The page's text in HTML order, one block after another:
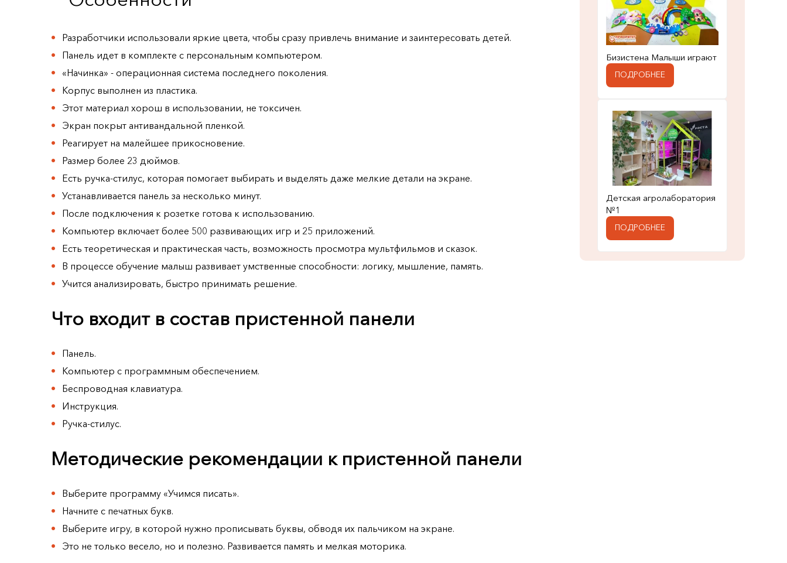
Разработчики использовали яркие цвета, чтобы сразу привлечь внимание и заинтересовать детей.
Панель идет в комплекте с персональным компьютером.
«Начинка» - операционная система последнего поколения.
Корпус выполнен из пластика.
Этот материал хорош в использовании, не токсичен.
Экран покрыт антивандальной пленкой.
Реагирует на малейшее прикосновение.
Размер более 23 дюймов.
Есть ручка-стилус, которая помогает выбирать и выделять даже мелкие детали на экране.
Устанавливается панель за несколько минут.
После подключения к розетке готова к использованию.
Компьютер включает более 500 развивающих игр и 25 приложений.
Есть теоретическая и практическая часть, возможность просмотра мультфильмов и сказок.
В процессе обучение малыш развивает умственные способности: логику, мышление, память.
Учится анализировать, быстро принимать решение.
Что входит в состав пристенной панели
Панель.
Компьютер с программным обеспечением.
Беспроводная клавиатура.
Инструкция.
Ручка-стилус.
Методические рекомендации к пристенной панели
Выберите программу «Учимся писать».
Начните с печатных букв.
Выберите игру, в которой нужно прописывать буквы, обводя их пальчиком на экране.
Это не только весело, но и полезно. Развивается память и мелкая моторика.
Бизистена Малыши играют
ПОДРОБНЕЕ
Детская агролаборатория
№1
ПОДРОБНЕЕ